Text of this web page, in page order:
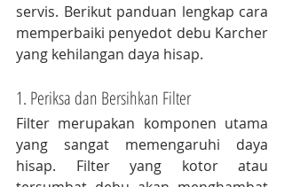
servis. Berikut panduan lengkap cara
memperbaiki penyedot debu Karcher
yang kehilangan daya hisap.
1. Periksa dan Bersihkan Filter
Filter merupakan komponen utama
yang sangat memengaruhi daya
hisap. Filter yang kotor atau